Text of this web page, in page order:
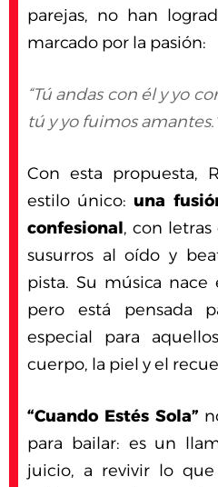
parejas, no han
marcado por la pasión:
“Tú andas con él y yo
tú y yo fuimos
Con esta propuesta,
estilo único: una
confesional, con
susurros al oído y
pista. Su música nace
pero está pensada
especial para
cuerpo, la piel y el
“Cuando Estés Sola”
para bailar: es un
juicio, a revivir lo